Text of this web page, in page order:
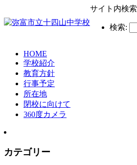
サイト内検索
検索:
HOME
学校紹介
教育方針
行事予定
所在地
閉校に向けて
360度カメラ
カテゴリー